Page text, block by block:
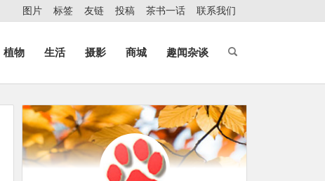
图片 标签 友链 投稿 茶书一话 联系我们
植物 生活 摄影 商城 趣闻杂谈